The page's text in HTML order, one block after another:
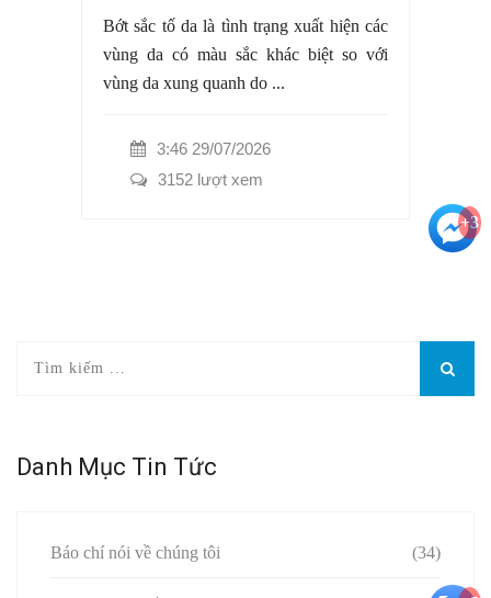
Bớt sắc tố da là tình trạng xuất hiện các
vùng da có màu sắc khác biệt so với
vùng da xung quanh do ...
3:46 29/07/2026
3152 lượt xem
Danh Mục Tin Tức
Báo chí nói về chúng tôi (34)
+3